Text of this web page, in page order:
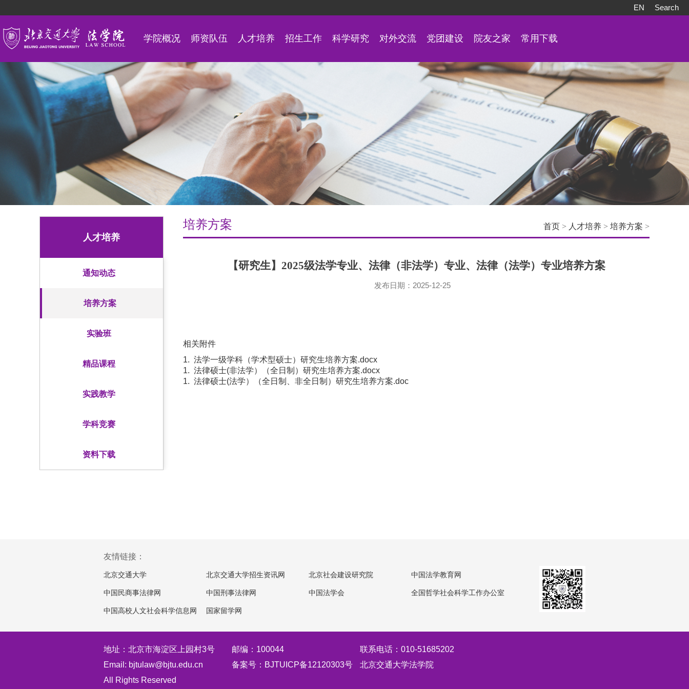
Search
EN
学院概况 师资队伍 人才培养 招生工作 科学研究 对外交流 党团建设 院友之家 常用下载
人才培养
通知动态
培养方案
实验班
精品课程
实践教学
学科竞赛
资料下载
培养方案 首页> 人才培养> 培养方案 >
【研究生】2025级法学专业、法律（非法学）专业、法律（法学）专业培养方案
发布日期：2025-12-25
相关附件
1. 法学一级学科（学术型硕士）研究生培养方案.docx
1. 法律硕士(非法学）（全日制）研究生培养方案.docx
1. 法律硕士(法学）（全日制、非全日制）研究生培养方案.doc
友情链接：
北京交通大学 北京交通大学招生资讯网 北京社会建设研究院 中国法学教育网
中国民商事法律网 中国刑事法律网 中国法学会 全国哲学社会科学工作办公室
中国高校人文社会科学信息网 国家留学网
地址：北京市海淀区上园村3号 邮编：100044
联系电话：010-51685202
Email: bjtulaw@bjtu.edu.cn
备案号：BJTUICP备12120303号
北京交通大学法学院
All Rights Reserved